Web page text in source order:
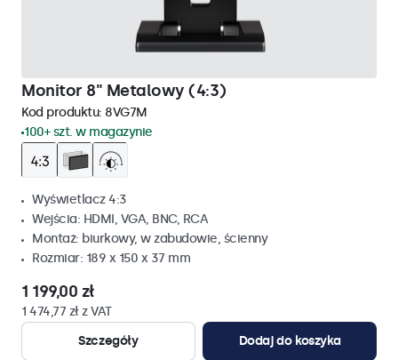
Monitor 8" Metalowy (4:3)
Kod produktu: 8VG7M
100+ szt. w magazynie
Wyświetlacz 4:3
Wejścia: HDMI, VGA, BNC, RCA
Montaż: biurkowy, w zabudowie, ścienny
Rozmiar: 189 x 150 x 37 mm
1 199,00 zł
1 474,77 zł z VAT
Szczegóły
Dodaj do koszyka